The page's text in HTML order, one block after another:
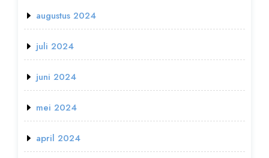
augustus 2024
juli 2024
juni 2024
mei 2024
april 2024